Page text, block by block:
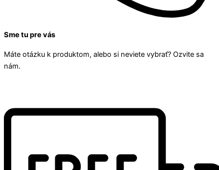
Sme tu pre vás
Máte otázku k produktom, alebo si neviete vybrať? Ozvite sa
nám.